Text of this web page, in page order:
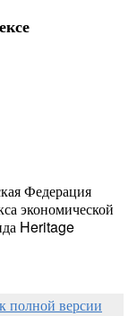
Федерация
экономической
Heritage
к полной версии